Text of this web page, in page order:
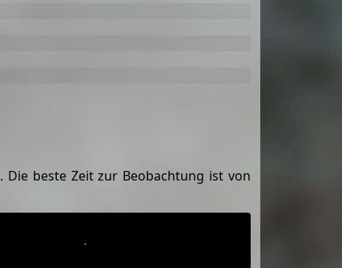
Die beste Zeit zur Beobachtung ist von